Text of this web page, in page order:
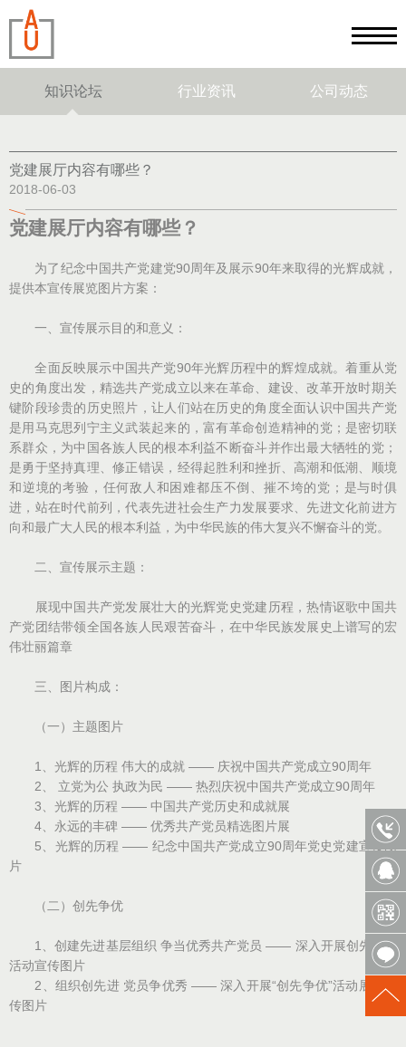
知识论坛 行业资讯 公司动态
党建展厅内容有哪些？
2018-06-03
党建展厅内容有哪些？
为了纪念中国共产党建党90周年及展示90年来取得的光辉成就，
提供本宣传展览图片方案：
一、宣传展示目的和意义：
全面反映展示中国共产党90年光辉历程中的辉煌成就。着重从党
史的角度出发，精选共产党成立以来在革命、建设、改革开放时期关
键阶段珍贵的历史照片，让人们站在历史的角度全面认识中国共产党
是用马克思列宁主义武装起来的，富有革命创造精神的党；是密切联
系群众，为中国各族人民的根本利益不断奋斗并作出最大牺牲的党；
是勇于坚持真理、修正错误，经得起胜利和挫折、高潮和低潮、顺境
和逆境的考验，任何敌人和困难都压不倒、摧不垮的党；是与时俱
进，站在时代前列，代表先进社会生产力发展要求、先进文化前进方
向和最广大人民的根本利益，为中华民族的伟大复兴不懈奋斗的党。
二、宣传展示主题：
展现中国共产党发展壮大的光辉党史党建历程，热情讴歌中国共
产党团结带领全国各族人民艰苦奋斗，在中华民族发展史上谱写的宏
伟壮丽篇章
三、图片构成：
（一）主题图片
1、光辉的历程 伟大的成就 —— 庆祝中国共产党成立90周年
2、 立党为公 执政为民 —— 热烈庆祝中国共产党成立90周年
3、光辉的历程 —— 中国共产党历史和成就展
4、永远的丰碑 —— 优秀共产党员精选图片展
5、光辉的历程 —— 纪念中国共产党成立90周年党史党建宣传图
片
（二）创先争优
1、创建先进基层组织 争当优秀共产党员 —— 深入开展创先争优
活动宣传图片
2、组织创先进 党员争优秀 —— 深入开展“创先争优”活动展览宣
传图片